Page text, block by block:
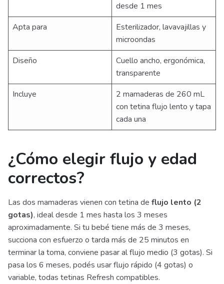
desde 1 mes
Apta para
Esterilizador, lavavajillas y
microondas
Diseño
Cuello ancho, ergonómica,
transparente
Incluye
2 mamaderas de 260 mL
con tetina flujo lento y tapa
cada una
¿Cómo elegir flujo y edad
correctos?
Las dos mamaderas vienen con tetina de flujo lento (2
gotas), ideal desde 1 mes hasta los 3 meses
aproximadamente. Si tu bebé tiene más de 3 meses,
succiona con esfuerzo o tarda más de 25 minutos en
terminar la toma, conviene pasar al flujo medio (3 gotas). Si
pasa los 6 meses, podés usar flujo rápido (4 gotas) o
variable, todas tetinas Refresh compatibles.